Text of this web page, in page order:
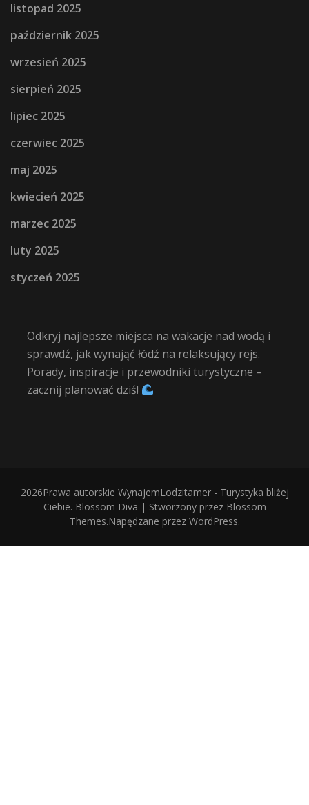
listopad 2025
październik 2025
wrzesień 2025
sierpień 2025
lipiec 2025
czerwiec 2025
maj 2025
kwiecień 2025
marzec 2025
luty 2025
styczeń 2025
Odkryj najlepsze miejsca na wakacje nad wodą i
sprawdź, jak wynająć łódź na relaksujący rejs.
Porady, inspiracje i przewodniki turystyczne –
zacznij planować dziś!
2026Prawa autorskie WynajemLodzitamer - Turystyka bliżej
Ciebie. Blossom Diva | Stworzony przez Blossom
Themes.Napędzane przez WordPress.